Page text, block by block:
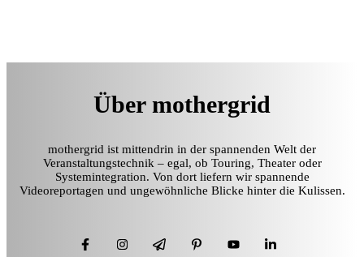
Über mothergrid
mothergrid ist mittendrin in der spannenden Welt der
Veranstaltungstechnik – egal, ob Touring, Theater oder
Systemintegration. Von dort liefern wir spannende
Videoreportagen und ungewöhnliche Blicke hinter die Kulissen.